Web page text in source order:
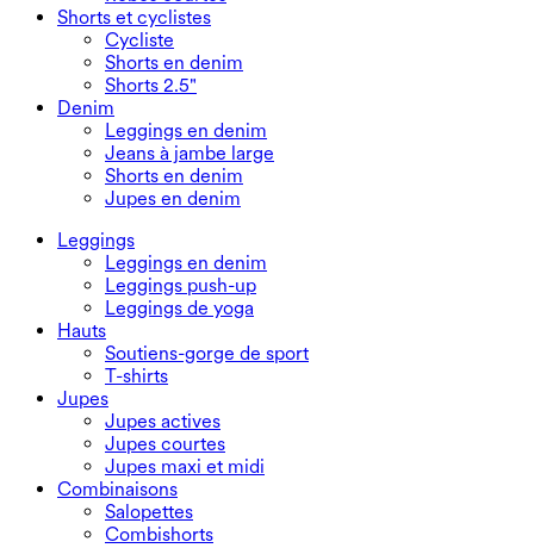
Shorts et cyclistes
Cycliste
Shorts en denim
Shorts 2.5"
Denim
Leggings en denim
Jeans à jambe large
Shorts en denim
Jupes en denim
Leggings
Leggings en denim
Leggings push-up
Leggings de yoga
Hauts
Soutiens-gorge de sport
T-shirts
Jupes
Jupes actives
Jupes courtes
Jupes maxi et midi
Combinaisons
Salopettes
Combishorts